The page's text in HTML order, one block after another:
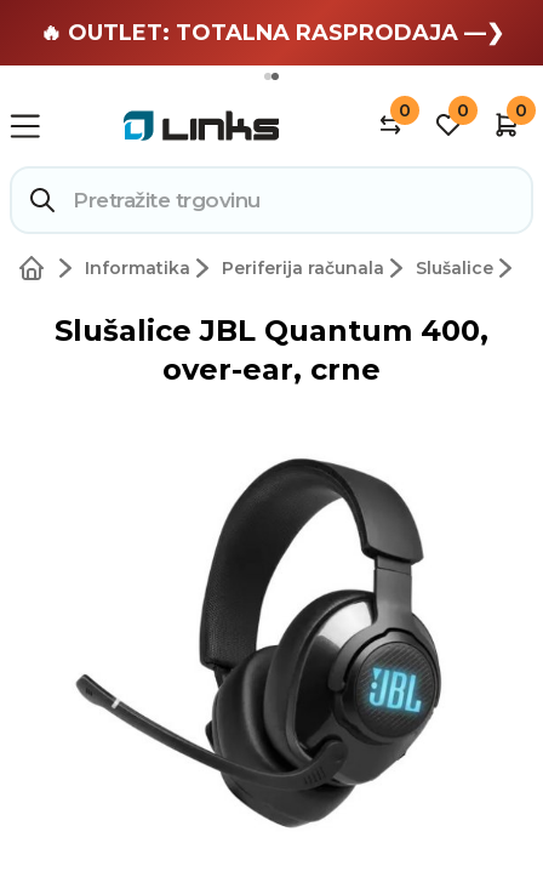
🏄 Zaslužuješ odmor —❯
🔥 OUTLET: TOTALNA RASPRODAJA —❯
0 0 0
Informatika Periferija računala Slušalice
Slušalice JBL Quantum 400,
over-ear, crne